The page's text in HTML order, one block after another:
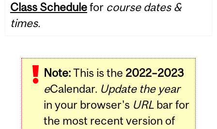
Class Schedulefor course dates &
times.
Note:This is the 2022–2023
eCalendar. Update the year
in your browser's URLbar for
the most recent version of